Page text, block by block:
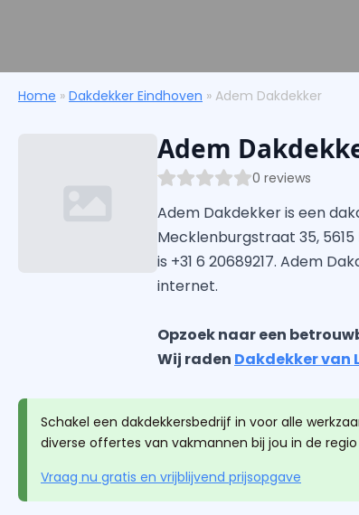
Home » Dakdekker Eindhoven » Adem Dakdekker
Adem
0 reviews
Adem Dakdekker is een
Mecklenburgstraat 35,
is +31 6 20689217. Adem
internet.
Opzoek naar een
Wij raden Dakdekker van
Schakel een dakdekkersbedrijf in voor alle
diverse offertes van vakmannen bij jou in de
Vraag nu gratis en vrijblijvend prijsopgave